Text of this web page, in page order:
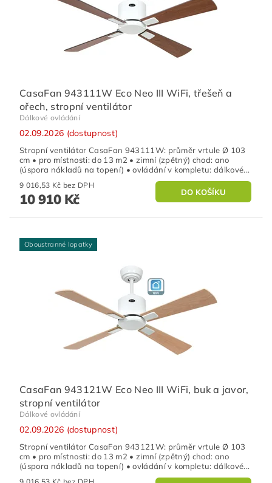
CasaFan 943111W Eco Neo III WiFi, třešeň a
ořech, stropní ventilátor
Dálkové ovládání
02.09.2026 (dostupnost)
Stropní ventilátor CasaFan 943111W: průměr vrtule Ø 103
cm • pro místnosti: do 13 m2 • zimní (zpětný) chod: ano
(úspora nákladů na topení) • ovládání v kompletu: dálkové...
9 016,53 Kč bez DPH
10 910 Kč
Oboustranné lopatky
CasaFan 943121W Eco Neo III WiFi, buk a javor,
stropní ventilátor
Dálkové ovládání
02.09.2026 (dostupnost)
Stropní ventilátor CasaFan 943121W: průměr vrtule Ø 103
cm • pro místnosti: do 13 m2 • zimní (zpětný) chod: ano
(úspora nákladů na topení) • ovládání v kompletu: dálkové...